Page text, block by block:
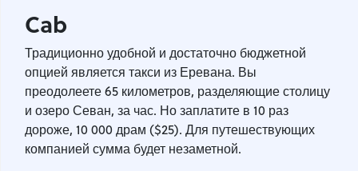
Cab
Традиционно удобной и достаточно бюджетной
опцией является такси из Еревана. Вы
преодолеете 65 километров, разделяющие столицу
и озеро Севан, за час. Но заплатите в 10 раз
дороже, 10 000 драм ($25). Для путешествующих
компанией сумма будет незаметной.